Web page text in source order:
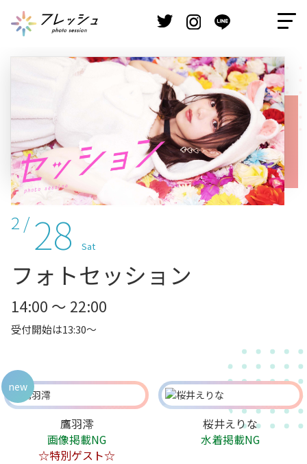
2 / 28 Sat
フォトセッション
14:00 ～ 22:00
受付開始は13:30～
鷹羽澪
画像掲載NG
☆特別ゲスト☆
new
桜井えりな
水着掲載NG